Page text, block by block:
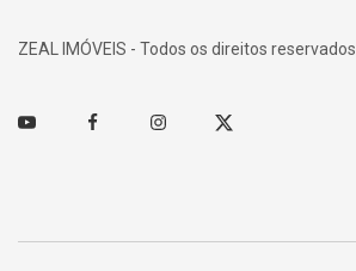
ZEAL IMÓVEIS - Todos os direitos reservados.
Youtube FacebookInstagramTwitter